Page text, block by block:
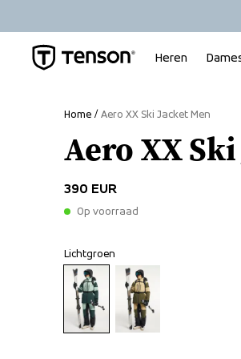
Heren
Home Aero XX Ski Jacket Men
Aero XX
390 EUR
Op voorraad
Lichtgroen